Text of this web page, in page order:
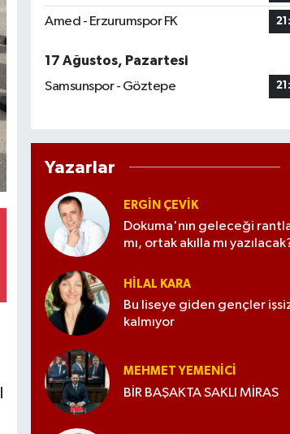
Amed - Erzurumspor FK
17 Ağustos, Pazartesi
Samsunspor - Göztepe
Yazarlar
ERGIN ÇEVİK
Dokuma'nın geleceği
mı, ortak akılla mı
HILAL KARA
Bu liseye giden gençler
kalmıyor
MEHMET YEMENICI
BİR BAŞAKTA SAKLI MİRAS